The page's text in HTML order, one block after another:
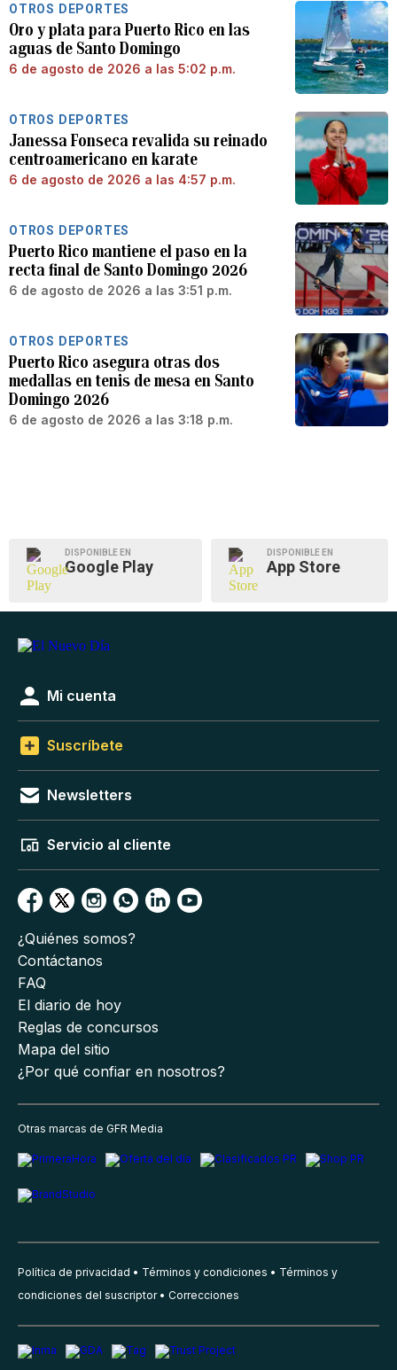
OTROS DEPORTES
Oro y plata para Puerto Rico en las
aguas de Santo Domingo
6 de agosto de 2026 a las 5:02 p.m.
OTROS DEPORTES
Janessa Fonseca revalida su reinado
centroamericano en karate
6 de agosto de 2026 a las 4:57 p.m.
OTROS DEPORTES
Puerto Rico mantiene el paso en la
recta final de Santo Domingo 2026
6 de agosto de 2026 a las 3:51 p.m.
OTROS DEPORTES
Puerto Rico asegura otras dos
medallas en tenis de mesa en Santo
Domingo 2026
6 de agosto de 2026 a las 3:18 p.m.
DISPONIBLE EN
Google Play
DISPONIBLE EN
App Store
Mi cuenta
Suscríbete
Newsletters
Servicio al cliente
¿Quiénes somos?
Contáctanos
FAQ
El diario de hoy
Reglas de concursos
Mapa del sitio
¿Por qué confiar en nosotros?
Otras marcas de GFR Media
Política de privacidad Términos y condiciones
Términos y
condiciones del suscriptor
Correcciones